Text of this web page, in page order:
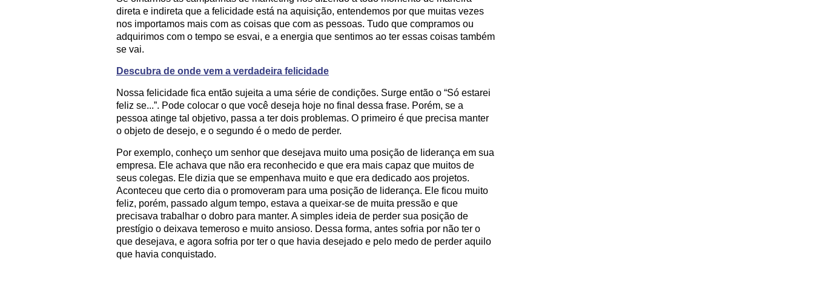
direta e indireta que a felicidade está na aquisição, entendemos por que muitas vezes
nos importamos mais com as coisas que com as pessoas. Tudo que compramos ou
adquirimos com o tempo se esvai, e a energia que sentimos ao ter essas coisas também
se vai.
Descubra de onde vem a verdadeira felicidade
Nossa felicidade fica então sujeita a uma série de condições. Surge então o “Só estarei
feliz se...”. Pode colocar o que você deseja hoje no final dessa frase. Porém, se a
pessoa atinge tal objetivo, passa a ter dois problemas. O primeiro é que precisa manter
o objeto de desejo, e o segundo é o medo de perder.
Por exemplo, conheço um senhor que desejava muito uma posição de liderança em sua
empresa. Ele achava que não era reconhecido e que era mais capaz que muitos de
seus colegas. Ele dizia que se empenhava muito e que era dedicado aos projetos.
Aconteceu que certo dia o promoveram para uma posição de liderança. Ele ficou muito
feliz, porém, passado algum tempo, estava a queixar-se de muita pressão e que
precisava trabalhar o dobro para manter. A simples ideia de perder sua posição de
prestígio o deixava temeroso e muito ansioso. Dessa forma, antes sofria por não ter o
que desejava, e agora sofria por ter o que havia desejado e pelo medo de perder aquilo
que havia conquistado.